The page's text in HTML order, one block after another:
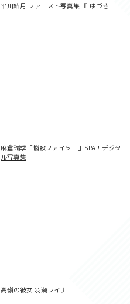
平川結月 ファースト写真集 『 ゆづき
麻倉瑞季「悩殺ファイター」SPA！デジタ
ル写真集
高嶺の彼女 羽瀬レイナ